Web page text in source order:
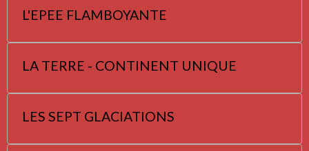
L'EPEE FLAMBOYANTE
LA TERRE - CONTINENT UNIQUE
LES SEPT GLACIATIONS